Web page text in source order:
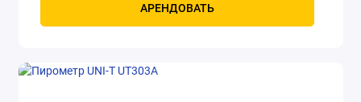
Точность установки компенсатора: 0,5"
АРЕНДОВАТЬ